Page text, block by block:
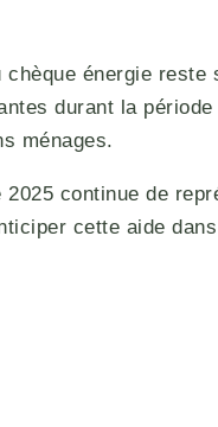
énergie
durant la
ménages.
continue de
cette aide